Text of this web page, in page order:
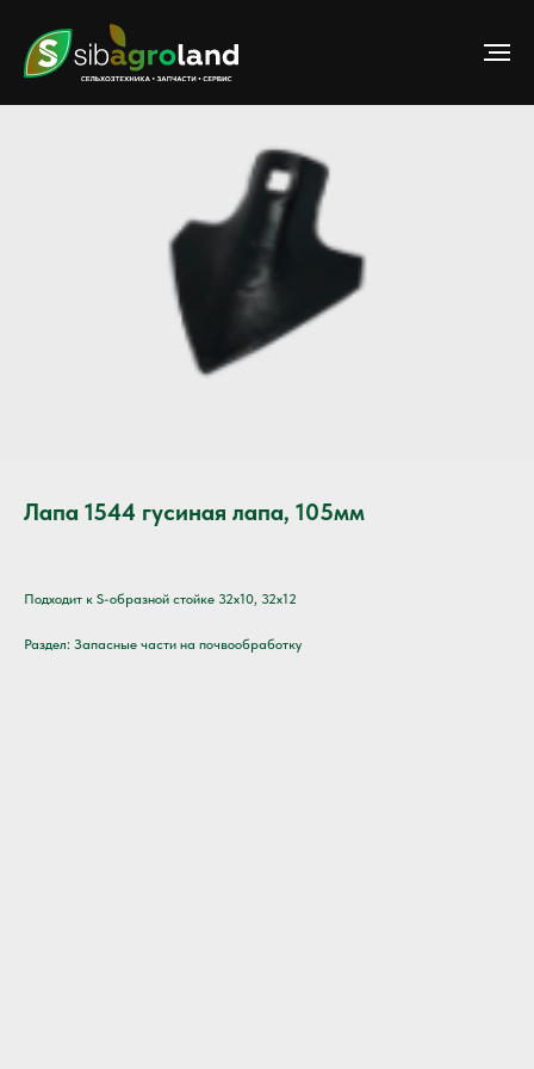
Лапа 1544 гусиная лапа, 105мм
Подходит к S-образной стойке 32х10, 32х12
Раздел: Запасные части на почвообработку